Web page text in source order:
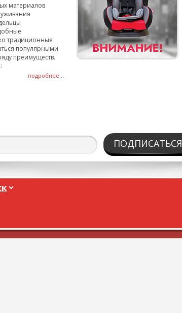
материалов
традиционные
популярными
преимуществ.
подробнее...
ПОДПИСАТЬСЯ